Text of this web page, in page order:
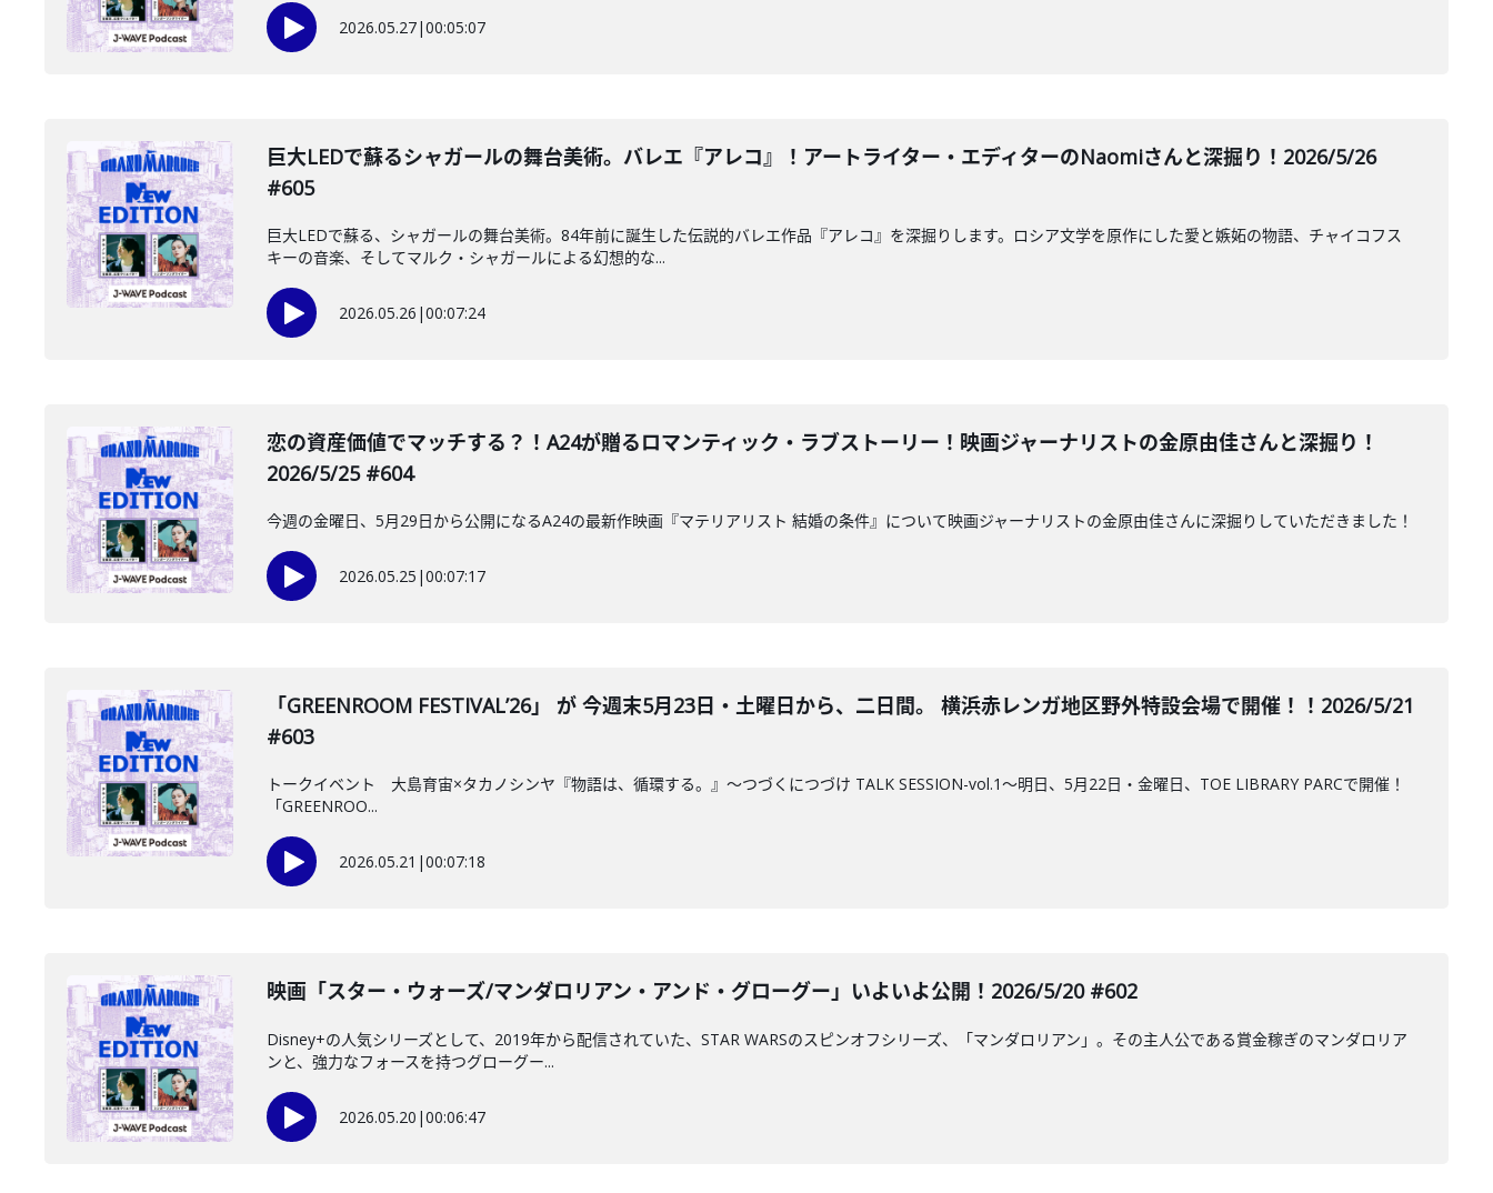
2026.05.27|00:05:07
️巨大LEDで蘇るシャガールの舞台美術。バレエ『アレコ』！アートライター・エディターのNaomiさんと深掘り！2026/5/26
#605
巨大LEDで蘇る、シャガールの舞台美術。84年前に誕生した伝説的バレエ作品『アレコ』を深掘りします。ロシア文学を原作にした愛と嫉妬の物語、チャイコフス
キーの音楽、そしてマルク・シャガールによる幻想的な...
2026.05.26 |00:07:24
️恋の資産価値でマッチする？！A24が贈るロマンティック・ラブストーリー！映画ジャーナリストの金原由佳さんと深掘り！
2026/5/25 #604
今週の金曜日、5月29日から公開になるA24の最新作映画『マテリアリスト 結婚の条件』について映画ジャーナリストの金原由佳さんに深掘りしていただきました！
2026.05.25 |00:07:17
「GREENROOM FESTIVALʼ26」 が 今週末5月23日・土曜日から、二日間。 横浜赤レンガ地区野外特設会場で開催！！2026/5/21
#603
トークイベント 大島育宙×タカノシンヤ『物語は、循環する。』～つづくにつづけ TALK SESSION-vol.1～明日、5月22日・金曜日、TOE LIBRARY PARCで開催！
「GREENROO...
2026.05.21 |00:07:18
映画「スター・ウォーズ/マンダロリアン・アンド・グローグー」いよいよ公開！2026/5/20 #602
Disney+の人気シリーズとして、2019年から配信されていた、STAR WARSのスピンオフシリーズ、「マンダロリアン」。その主人公である賞金稼ぎのマンダロリア
ンと、強力なフォースを持つグローグー...
2026.05.20 |00:06:47